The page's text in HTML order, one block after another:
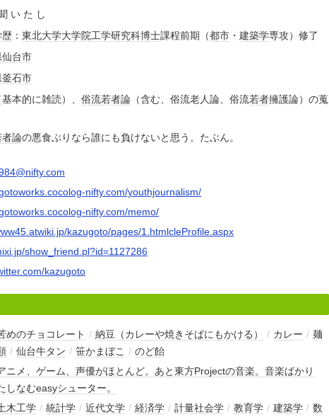
い た し
歴 ： 東北大学大学院工学研究科博士課程前期（都市 ・ 建築学専攻）修了
仙台市
釜石市
基本的に雑読）、 俗流若者論 （含む、俗流老人論、俗流若者擁護論）の蒐
者論の悪食ぶりなら誰にも負けないと思う。たぶん。
nifty.com/youthjournalism/
nifty.com/memo/
kazugoto/pages/1.htmlcleProfile.aspx
show_friend.pl?id=1127286
kazugoto
めのチョコレート / 納豆（カレーや焼きそばにもかける） / カレー / 麺
/ 仙台牛タン / 笹かまぼこ / のど飴
ニメ、ゲーム、声優がほとんど。あと東方Projectの音楽。音楽ばかり
しなむeasyシューター。
木工学 / 統計学 / 近代文学 / 経済学 / 計量社会学 / 教育学 / 建築学 / 数